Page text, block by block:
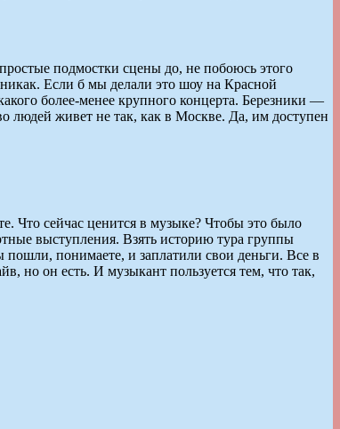
подмостки сцены до, не побоюсь этого
Если б мы делали это шоу на Красной
более-менее крупного концерта. Березники —
людей живет не так, как в Москве. Да, им доступен
Что сейчас ценится в музыке? Чтобы это было
выступления. Взять историю тура группы
понимаете, и заплатили свои деньги. Все в
но он есть. И музыкант пользуется тем, что так,